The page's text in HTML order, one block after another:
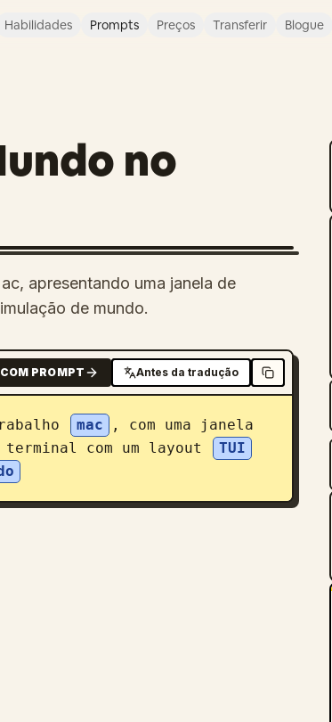
Habilidades Prompts Preços Transferir Blogue
no
apresentando uma janela de
de mundo.
PROMPT Antes da tradução
mac
, com uma janela
com um layout
TUI